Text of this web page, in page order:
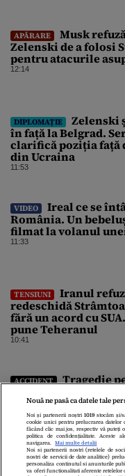
APĂRARE
Musk
Zelenski de a folosi
pentru atacurile
12:14
DIPLOMAȚIE
Zelenski
în față la Belgrad.
clarifică poziția față
din Ucraina
11:53
VIDEO
Ireal ce se
România. Un
filmat la volanul
11:33
TENSIUNI
Iranul
redeschidă
fără un acord cu
pune Teheranul
10:41
ACCIDENT
Tragedie
persoană a murit
10:31
Nouă ne pasă ca datele tale
Noi și partenerii noștri1019 stocăm și/
cookie unici pentru prelucrarea datelor
făcând clic mai jos, respectiv vă puteți
politica de confidențialitate. Aceste
navigarea.
Mai multe detalii
Noi si partenerii nostri (retelele de
nostri de servicii de date analitice)
personaliza continutul si anunturile
va oferi functionalitati aferente retelelor